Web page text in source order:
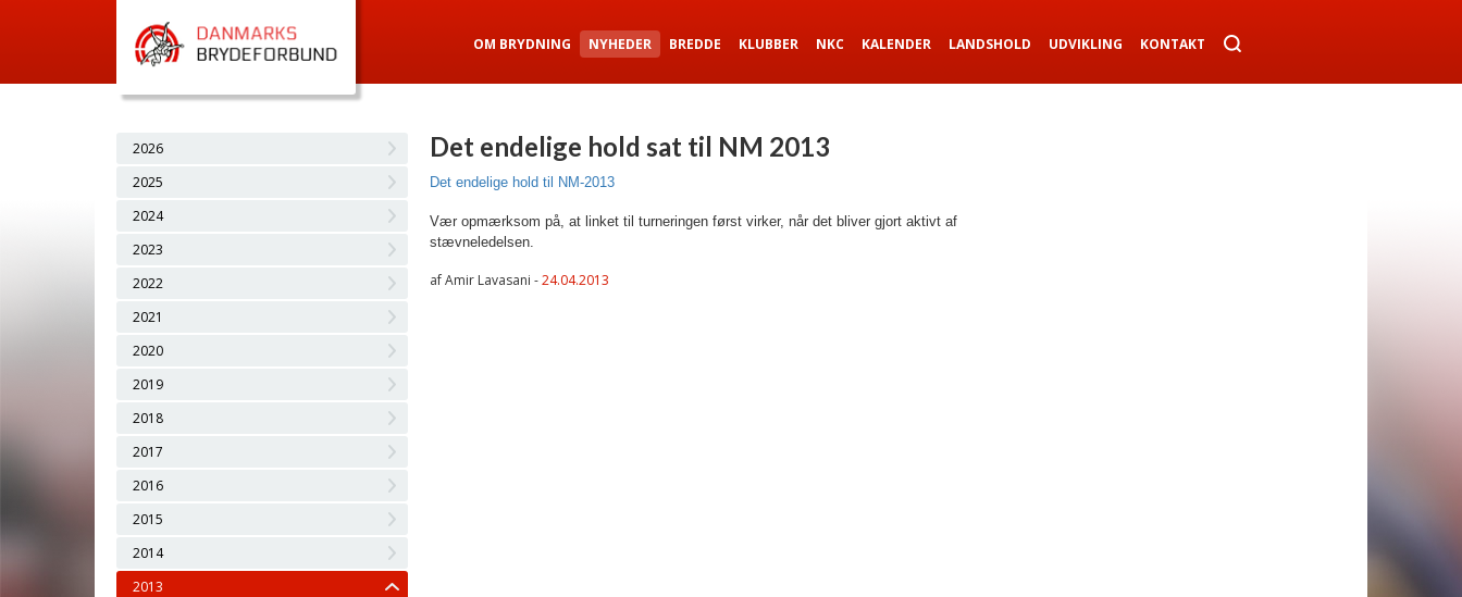
OM BRYDNING NYHEDER BREDDE KLUBBER NKC KALENDER LANDSHOLD UDVIKLING KONTAKT
2026
2025
2024
2023
2022
2021
2020
2019
2018
2017
2016
2015
2014
2013
Det endelige hold sat til NM 2013
Det endelige hold til NM-2013
Vær opmærksom på, at linket til turneringen først virker, når det bliver gjort aktivt af
stævneledelsen.
af Amir Lavasani -24.04.2013